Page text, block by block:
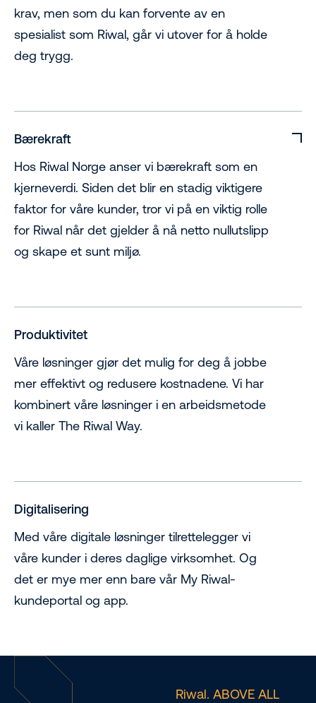
krav, men som du kan forvente av en
spesialist som Riwal, går vi utover for å holde
deg trygg.
Bærekraft
Hos Riwal Norge anser vi bærekraft som en
kjerneverdi. Siden det blir en stadig viktigere
faktor for våre kunder, tror vi på en viktig rolle
for Riwal når det gjelder å nå netto nullutslipp
og skape et sunt miljø.
Produktivitet
Våre løsninger gjør det mulig for deg å jobbe
mer effektivt og redusere kostnadene. Vi har
kombinert våre løsninger i en arbeidsmetode
vi kaller The Riwal Way.
Digitalisering
Med våre digitale løsninger tilrettelegger vi
våre kunder i deres daglige virksomhet. Og
det er mye mer enn bare vår My Riwal-
kundeportal og app.
Riwal. ABOVE ALL